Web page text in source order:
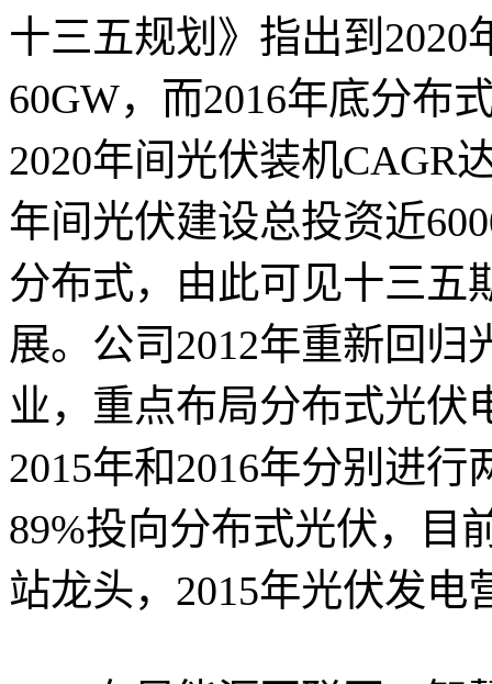
十三五规划》指出到
60GW，而2016年底分布
2020年间光伏装机CAGR
年间光伏建设总投资近
分布式，由此可见十三五
展。公司2012年重新回
业，重点布局分布式光伏
2015年和2016年分别进
89%投向分布式光伏，目
站龙头，2015年光伏发电